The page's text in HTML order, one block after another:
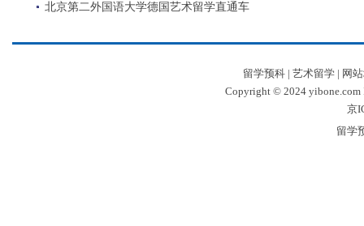
北京第二外国语大学德国艺术留学直通车
留学预科| 艺术留学| 网
Copyright © 2024 yibone.com
京
留学